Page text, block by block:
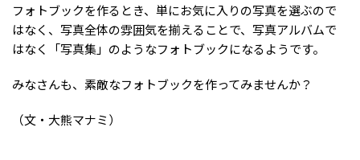
フォトブックを作るとき、単にお気に入りの写真を選ぶので
はなく、写真全体の雰囲気を揃えることで、写真アルバムで
はなく「写真集」のようなフォトブックになるようです。
みなさんも、素敵なフォトブックを作ってみませんか？
（文・大熊マナミ）